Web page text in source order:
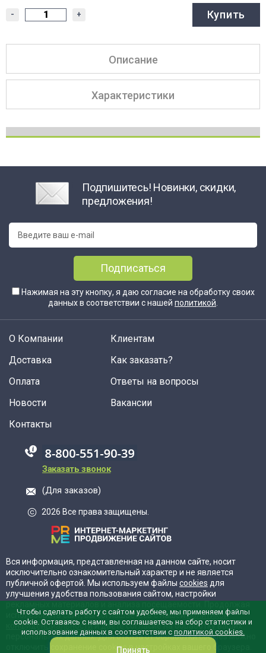
- + Купить
Описание
Характеристики
Подпишитесь! Новинки, скидки,
предложения!
Подписаться
Нажимая на эту кнопку, я даю согласие на обработку своих
данных в соответствии с нашей политикой
О Компании
Доставка
Оплата
Новости
Клиентам
Как заказать?
Ответы на вопросы
Вакансии
Контакты
88005555550
Заказать звонок
(Для заказов)
2026 Все права защищены.
Вся информация, представленная на данном сайте, носит
исключительно ознакомительный характер и не является
публичной офертой. Мы используем файлы cookies для
улучшения удобства пользования сайтом, настройки
использовать сайт, вы соглашаетесь с нашейполитикой
конфиденциальностии даёте согласие на обработку ваших
персональных данных. Для отказа от обработки cookies можно
отключить сохранение cookies в настройках вашего браузера.
Чтобы сделать работу с сайтом удобнее, мы применяем файлы
cookie. Оставаясь с нами, вы соглашаетесь на сбор статистики и
использование данных в соответствии с политикой cookies.
Принять